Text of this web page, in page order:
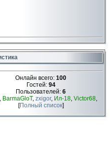
Онлайн всего: 100
Гостей: 94
Пользователей: 6
, BarmaGloT, zxigor, Ил-18, Victor68,
[Полный список]